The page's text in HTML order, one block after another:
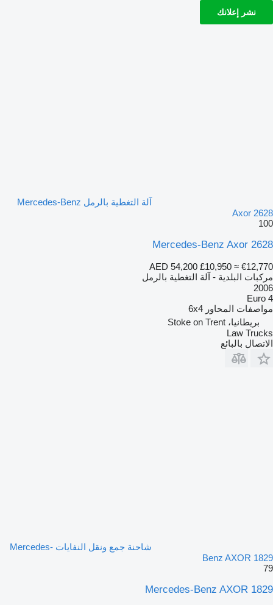
نشر إعلانك
آلة التغطية بالرمل Mercedes-Benz
Axor 2628
100
Mercedes-Benz Axor 2628
AED 54,200 £10,950 ≈ €12,770
مركبات البلدية - آلة التغطية بالرمل
2006
Euro 4
مواصفات المحاور 6x4
بريطانيا، Stoke on Trent
Law Trucks
الاتصال بالبائع
شاحنة جمع ونقل النفايات Mercedes-
Benz AXOR 1829
79
Mercedes-Benz AXOR 1829